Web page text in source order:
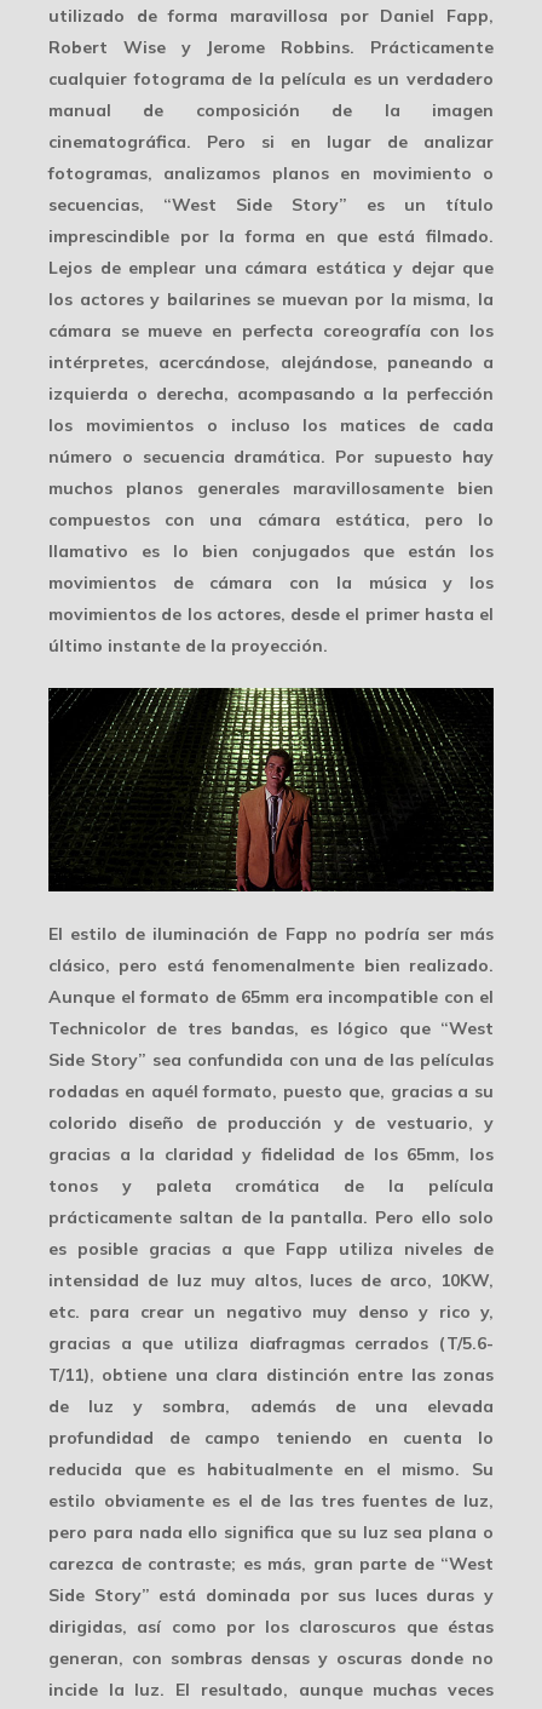
utilizado de forma maravillosa por Daniel Fapp,
Robert Wise y Jerome Robbins. Prácticamente
cualquier fotograma de la película es un verdadero
manual de composición de la imagen
cinematográfica. Pero si en lugar de analizar
fotogramas, analizamos planos en movimiento o
secuencias, “West Side Story” es un título
imprescindible por la forma en que está filmado.
Lejos de emplear una cámara estática y dejar que
los actores y bailarines se muevan por la misma, la
cámara se mueve en perfecta coreografía con los
intérpretes, acercándose, alejándose, paneando a
izquierda o derecha, acompasando a la perfección
los movimientos o incluso los matices de cada
número o secuencia dramática. Por supuesto hay
muchos planos generales maravillosamente bien
compuestos con una cámara estática, pero lo
llamativo es lo bien conjugados que están los
movimientos de cámara con la música y los
movimientos de los actores, desde el primer hasta el
último instante de la proyección.
El estilo de iluminación de Fapp no podría ser más
clásico, pero está fenomenalmente bien realizado.
Aunque el formato de 65mm era incompatible con el
Technicolor de tres bandas, es lógico que “West
Side Story” sea confundida con una de las películas
rodadas en aquél formato, puesto que, gracias a su
colorido diseño de producción y de vestuario, y
gracias a la claridad y fidelidad de los 65mm, los
tonos y paleta cromática de la película
prácticamente saltan de la pantalla. Pero ello solo
es posible gracias a que Fapp utiliza niveles de
intensidad de luz muy altos, luces de arco, 10KW,
etc. para crear un negativo muy denso y rico y,
gracias a que utiliza diafragmas cerrados (T/5.6-
T/11), obtiene una clara distinción entre las zonas
de luz y sombra, además de una elevada
profundidad de campo teniendo en cuenta lo
reducida que es habitualmente en el mismo. Su
estilo obviamente es el de las tres fuentes de luz,
pero para nada ello significa que su luz sea plana o
carezca de contraste; es más, gran parte de “West
Side Story” está dominada por sus luces duras y
dirigidas, así como por los claroscuros que éstas
generan, con sombras densas y oscuras donde no
incide la luz. El resultado, aunque muchas veces